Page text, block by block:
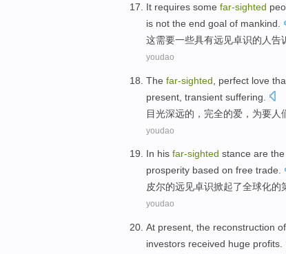
It requires some far-sighted
is not the end goal of mankind
这需要一些具有远见卓识的 人告
youdao
The far-sighted perfect love
present transient suffering
目光深远的， 完全的爱 ，为要
youdao
In his far-sighted stance are the
prosperity based on free trade.
皮尔的远见卓识掀起了全球化的
youdao
At present the reconstruction of
investors received huge profits